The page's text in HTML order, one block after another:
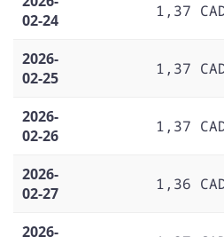
02-24
1,37
2026-
02-25
1,37
2026-
02-26
1,37
2026-
02-27
1,36
2026-